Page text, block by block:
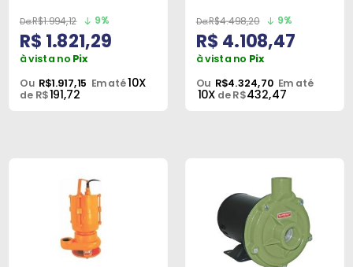
R$1.994,12 9%
R$ 1.821,29
à vista no Pix
Ou R$1.917,15 Em até10X
de R$191,72
R$4.498,20 9%
R$ 4.108,47
à vista no Pix
Ou R$4.324,70 Em até
10X de R$432,47